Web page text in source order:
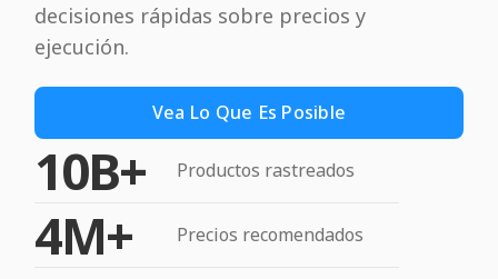
decisiones rápidas sobre precios y
ejecución.
Vea Lo Que Es Posible
10B+ Productos rastreados
4M+ Precios recomendados